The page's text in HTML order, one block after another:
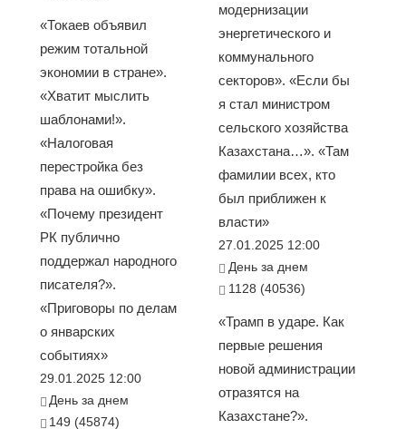
«Токаев объявил
режим тотальной
экономии в стране».
«Хватит мыслить
шаблонами!».
«Налоговая
перестройка без
права на ошибку».
«Почему президент
РК публично
поддержал народного
писателя?».
«Приговоры по делам
о январских
событиях»
29.01.2025 12:00
День за днем
149 (45874)
модернизации
энергетического и
коммунального
секторов». «Если бы
я стал министром
сельского хозяйства
Казахстана…». «Там
фамилии всех, кто
был приближен к
власти»
27.01.2025 12:00
День за днем
1128 (40536)
«Трамп в ударе. Как
первые решения
новой администрации
отразятся на
Казахстане?».